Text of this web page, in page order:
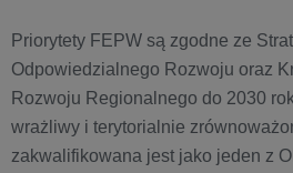
Priorytety FEPW są zgodne ze
Odpowiedzialnego Rozwoju oraz
Rozwoju Regionalnego do 2030
wrażliwy i terytorialnie
zakwalifikowana jest jako jeden z